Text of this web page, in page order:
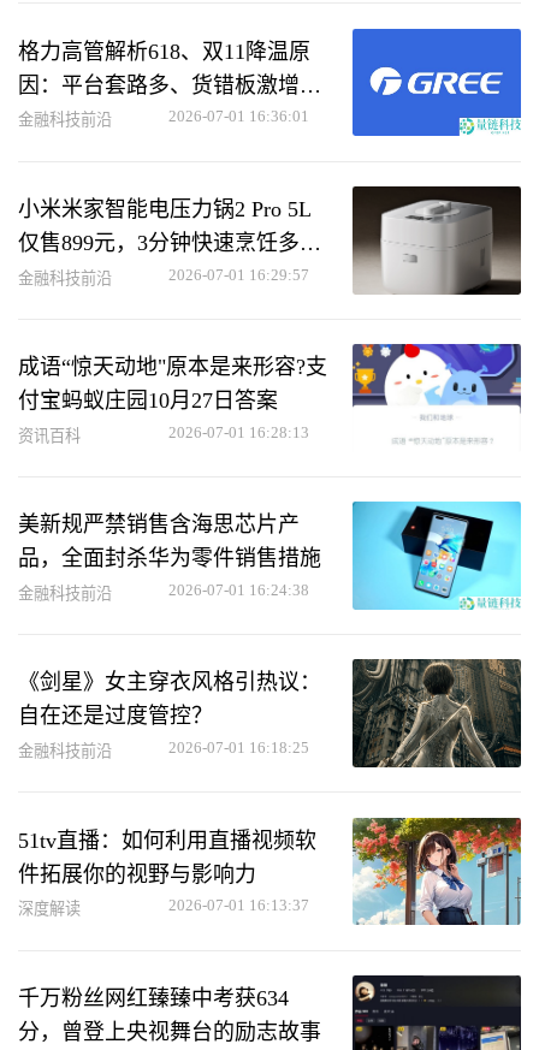
格力高管解析618、双11降温原
因：平台套路多、货错板激增，
消费者难退货
金融科技前沿 2026-07-01 16:36:01
小米米家智能电压力锅2 Pro 5L
仅售899元，3分钟快速烹饪多种
美味菜肴
金融科技前沿 2026-07-01 16:29:57
成语“惊天动地"原本是来形容?支
付宝蚂蚁庄园10月27日答案
资讯百科 2026-07-01 16:28:13
美新规严禁销售含海思芯片产
品，全面封杀华为零件销售措施
金融科技前沿 2026-07-01 16:24:38
《剑星》女主穿衣风格引热议：
自在还是过度管控？
金融科技前沿 2026-07-01 16:18:25
51tv直播：如何利用直播视频软
件拓展你的视野与影响力
深度解读 2026-07-01 16:13:37
千万粉丝网红臻臻中考获634
分，曾登上央视舞台的励志故事